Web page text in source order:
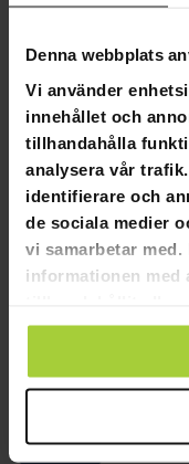
Denna webbplats
Vi använder
innehållet och
tillhandahålla
analysera vår
identifierare och
de sociala medier
vi samarbetar
informationen med
använt deras
Recensioner
Linda C.
DELA